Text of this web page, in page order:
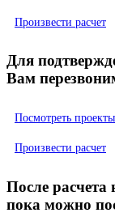
Произвести расчет
Для
Вам
Посмотреть проекты
Произвести расчет
После
пока можно